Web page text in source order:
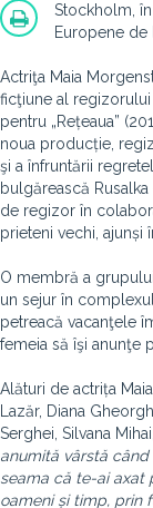
Stockholm,
Europene de
Actriţa Maia
ficţiune al
pentru „Rețeaua”
noua producție,
şi a înfruntării
bulgărească
de regizor în
prieteni vechi, ajunși
O membră a
un sejur în
petreacă vacanţele
femeia să îşi anunţe
Alături de actrița
Lazăr, Diana
Serghei, Silvana
anumită vârstă
seama că te-ai axat
oameni și timp, prin